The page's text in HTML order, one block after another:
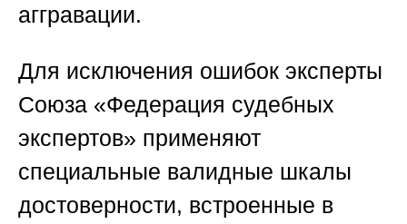
аггравации.
Для исключения ошибок эксперты
Союза «Федерация судебных
экспертов» применяют
специальные валидные шкалы
достоверности, встроенные в